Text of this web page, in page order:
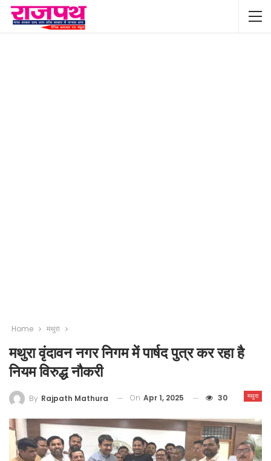
Home मथुरा
मथुरा वृंदावन नगर निगम में पार्षद पुत्र कर रहा है
नियम विरुद्ध नौकरी
मथुरा
By Rajpath Mathura On Apr 1, 2025 30